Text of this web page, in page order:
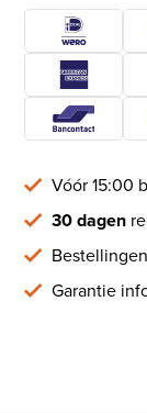
Vóór 15:00
30 dagen
Garantie